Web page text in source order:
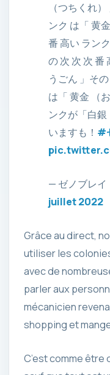
（つちくれ
ンク は「 黄
番 高い ラン
の 次 次 次 番
うごん 」そ
は「 黄金 （
ンクが「白
いますも！ #
— ゼノブレ
juillet 2022
Grâce au direct,
utiliser les
avec de
parler aux
mécanicien
shopping et
C’est comme être